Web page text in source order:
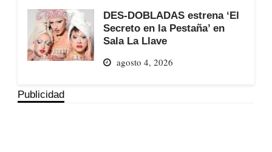
DES-DOBLADAS estrena ‘El
Secreto en la Pestaña’ en
Sala La Llave
agosto 4, 2026
Publicidad